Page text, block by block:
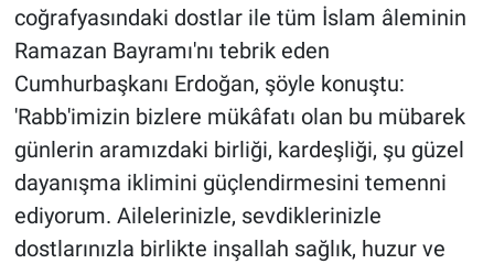
coğrafyasındaki dostlar ile tüm İslam âleminin
Ramazan Bayramı'nı tebrik eden
Cumhurbaşkanı Erdoğan, şöyle konuştu:
'Rabb'imizin bizlere mükâfatı olan bu mübarek
günlerin aramızdaki birliği, kardeşliği, şu güzel
dayanışma iklimini güçlendirmesini temenni
ediyorum. Ailelerinizle, sevdiklerinizle
dostlarınızla birlikte inşallah sağlık, huzur ve